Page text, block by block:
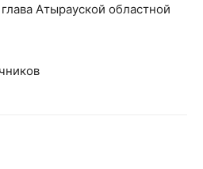
Атырауской областной